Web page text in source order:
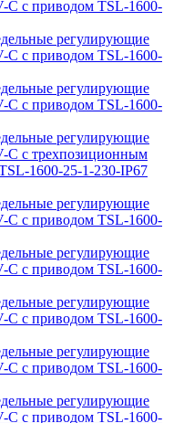
С с приводом TSL-1600-
регулирующие
С с приводом TSL-1600-
регулирующие
С с приводом TSL-1600-
регулирующие
С с трехпозиционным
1600-25-1-230-IP67
регулирующие
С с приводом TSL-1600-
регулирующие
С с приводом TSL-1600-
регулирующие
С с приводом TSL-1600-
регулирующие
С с приводом TSL-1600-
регулирующие
С с приводом TSL-1600-